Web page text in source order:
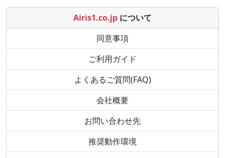
Airis1.co.jp について
同意事項
ご利用ガイド
よくあるご質問(FAQ)
会社概要
お問い合わせ先
推奨動作環境